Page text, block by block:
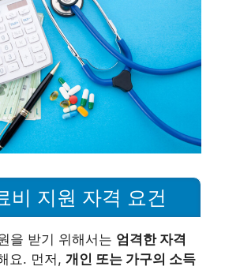
비 지원 자격 요건
을 받기 위해서는 엄격한 자격
요. 먼저, 개인 또는 가구의 소득